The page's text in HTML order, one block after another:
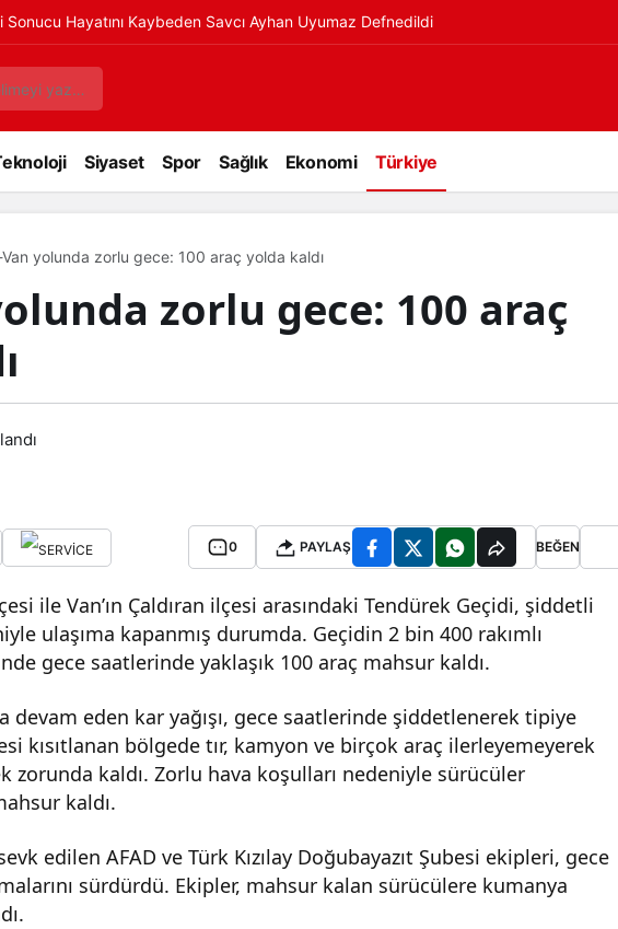
Sonucu Hayatını Kaybeden Savcı Ayhan Uyumaz Defnedildi
Siyaset Spor Sağlık Ekonomi Türkiye
Van yolunda zorlu gece: 100 araç yolda kaldı
zorlu gece: 100 araç
0 PAYLAŞ BEĞEN
ile Van’ın Çaldıran ilçesi arasındaki Tendürek Geçidi, şiddetli
ulaşıma kapanmış durumda. Geçidin 2 bin 400 rakımlı
gece saatlerinde yaklaşık 100 araç mahsur kaldı.
devam eden kar yağışı, gece saatlerinde şiddetlenerek tipiye
kısıtlanan bölgede tır, kamyon ve birçok araç ilerleyemeyerek
zorunda kaldı. Zorlu hava koşulları nedeniyle sürücüler
kaldı.
edilen AFAD ve Türk Kızılay Doğubayazıt Şubesi ekipleri, gece
sürdürdü. Ekipler, mahsur kalan sürücülere kumanya